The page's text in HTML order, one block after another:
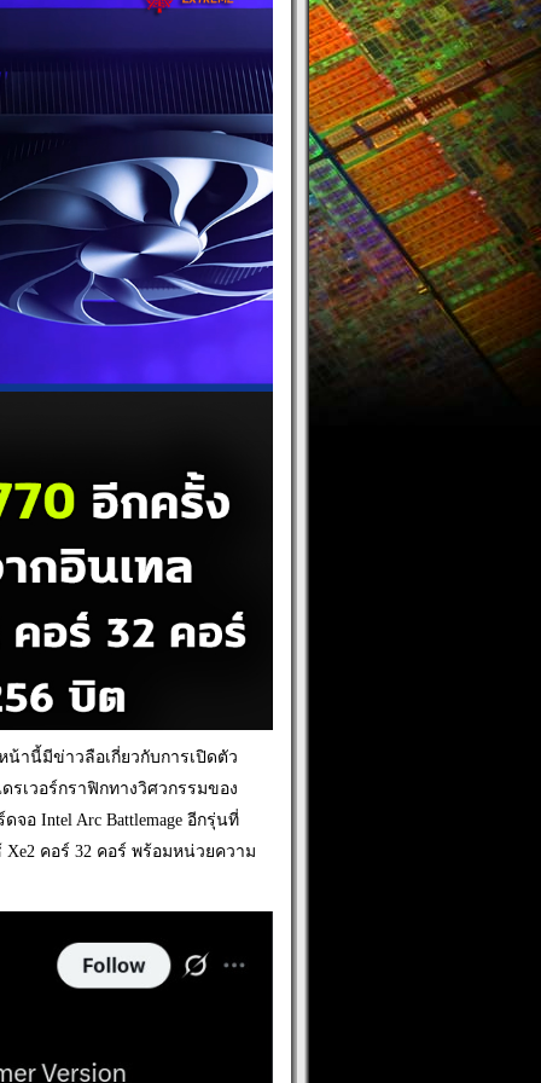
านี้มีข่าวลือเกี่ยวกับการเปิดตัว
รเวอร์กราฟิกทางวิศวกรรมของ
อ Intel Arc Battlemage อีกรุ่นที่
คอร์ 32 คอร์ พร้อมหน่วยความ